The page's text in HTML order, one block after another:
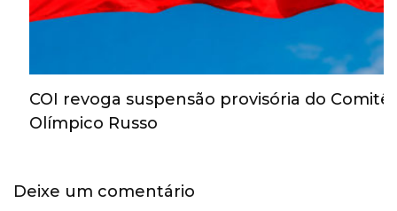
COI revoga suspensão provisória do Comitê
Olímpico Russo
Deixe um comentário